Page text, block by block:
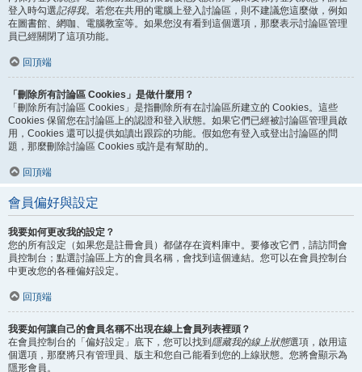
登入時勾選記得我。若您在共用的電腦上登入討論區，則不建議您這麼做，例如
在圖書館、網咖、電腦教室等。如果您沒有看到這個選項，那麼表示討論區管理
員已經關閉了這項功能。
回頂端
「刪除所有討論區 Cookies」是做什麼用？
「刪除所有討論區 Cookies」是指刪除所有在討論區所建立的 Cookies。這些
Cookies 保留您在討論區上的認證和登入狀態。如果它們已經被討論區管理員啟
用，Cookies 還可以提供如讀出跟踪的功能。假如您有登入或登出討論區的問
題，那麼刪除討論區 Cookies 或許是有幫助的。
回頂端
會員偏好與設定
我要如何更改我的設定？
您的所有設定（如果您是註冊會員）都儲存在資料庫中。要修改它們，請訪問會
員控制台；點選討論區上方的會員名稱，會找到這個連結。您可以在會員控制台
中更改您的各種偏好設定。
回頂端
我要如何讓自己的會員名稱不出現在線上會員列表裡頭？
在會員控制台的「偏好設定」底下，您可以找到 隱藏我的線上狀態選項，啟用這
個選項，那麼將只有管理員、版主和您自己能看到您的上線狀態。您將會顯示為
隱形會員。